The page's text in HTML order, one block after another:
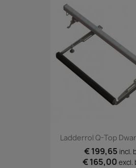
Ladderrol Q-Top
€ 199,65 incl.
€ 165,00 excl.